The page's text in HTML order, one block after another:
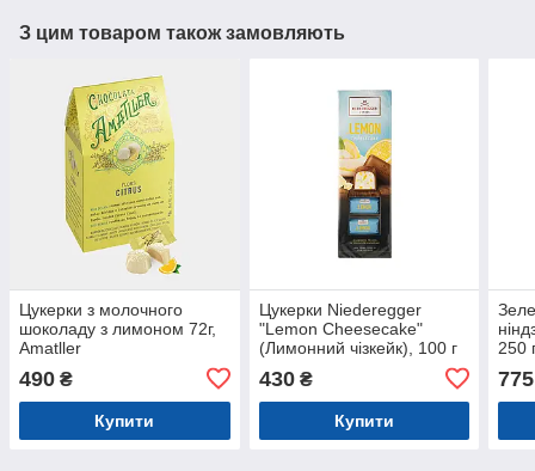
З цим товаром також замовляють
Цукерки з молочного
шоколаду з лимоном 72г,
Amatller
490 ₴
Купити
Цукерки Niederegger
"Lemon Cheesecake"
(Лимонний чізкейк), 100 г
430₴
Купити
250
775